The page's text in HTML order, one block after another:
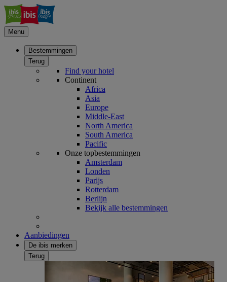
Menu
Bestemmingen
Terug
Find your hotel
Continent
Africa
Asia
Europe
Middle-East
North America
South America
Pacific
Onze topbestemmingen
Amsterdam
Londen
Parijs
Rotterdam
Berlijn
Bekijk alle bestemmingen
Aanbiedingen
De ibis merken
Terug